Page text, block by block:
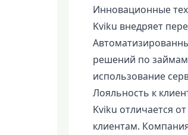
Инновационные
Kviku внедряет
решений по
использование
Лояльность к
Kviku отличается
клиентам.